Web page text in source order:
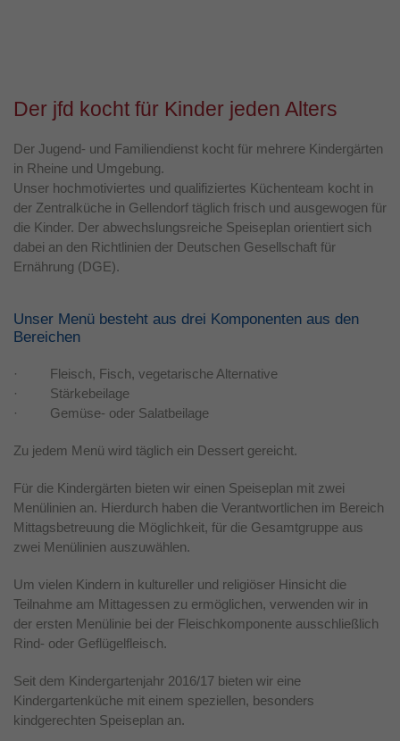
Der jfd kocht für Kinder jeden Alters
Der Jugend- und Familiendienst kocht für mehrere Kindergärten
in Rheine und Umgebung.
Unser hochmotiviertes und qualifiziertes Küchenteam kocht in
der Zentralküche in Gellendorf täglich frisch und ausgewogen für
die Kinder. Der abwechslungsreiche Speiseplan orientiert sich
dabei an den Richtlinien der Deutschen Gesellschaft für
Ernährung (DGE).
Unser Menü besteht aus drei Komponenten aus den
Bereichen
· Fleisch, Fisch, vegetarische Alternative
· Stärkebeilage
· Gemüse- oder Salatbeilage
Zu jedem Menü wird täglich ein Dessert gereicht.
Für die Kindergärten bieten wir einen Speiseplan mit zwei
Menülinien an. Hierdurch haben die Verantwortlichen im Bereich
Mittagsbetreuung die Möglichkeit, für die Gesamtgruppe aus
zwei Menülinien auszuwählen.
Um vielen Kindern in kultureller und religiöser Hinsicht die
Teilnahme am Mittagessen zu ermöglichen, verwenden wir in
der ersten Menülinie bei der Fleischkomponente ausschließlich
Rind- oder Geflügelfleisch.
Seit dem Kindergartenjahr 2016/17 bieten wir eine
Kindergartenküche mit einem speziellen, besonders
kindgerechten Speiseplan an.
speichern.